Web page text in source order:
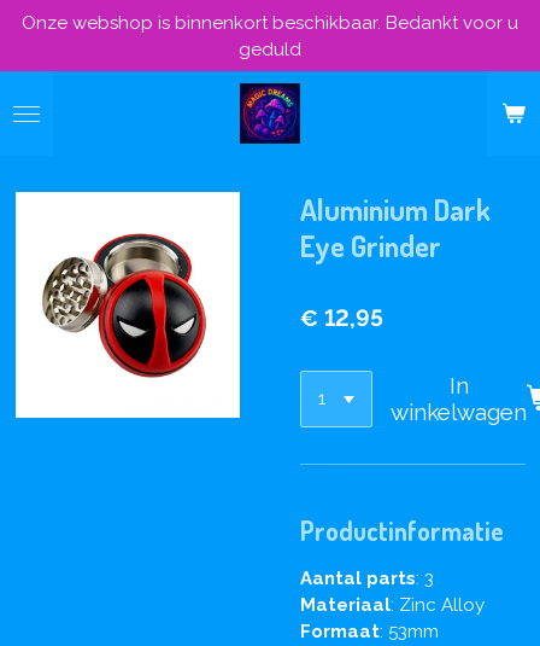
Ga
naar
de
Onze webshop is binnenkort beschikbaar. Bedankt voor u
geduld
Aluminium Dark
Eye Grinder
€ 12,95
In
winkelwagen
Productinformatie
Aantal parts: 3
Materiaal: Zinc Alloy
Formaat: 53mm